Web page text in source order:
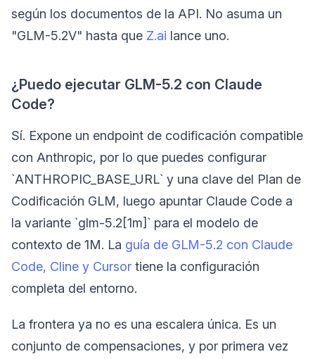
según los documentos de la API. No asuma un
"GLM-5.2V" hasta que Z.ai lance uno.
¿Puedo ejecutar GLM-5.2 con Claude
Code?
Sí. Expone un endpoint de codificación compatible
con Anthropic, por lo que puedes configurar
`ANTHROPIC_BASE_URL` y una clave del Plan de
Codificación GLM, luego apuntar Claude Code a
la variante `glm-5.2[1m]` para el modelo de
contexto de 1M. La guía de GLM-5.2 con Claude
Code, Cline y Cursor tiene la configuración
completa del entorno.
La frontera ya no es una escalera única. Es un
conjunto de compensaciones, y por primera vez